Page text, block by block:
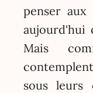
penser aux
aujourd'hui
Mais
sous leurs